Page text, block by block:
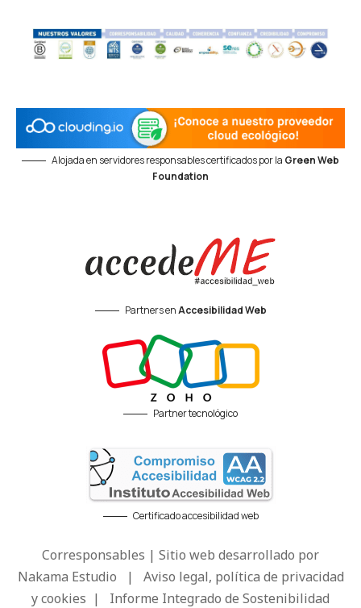
Alojada en servidores responsables certificados por la Green Web
Foundation
Partners enAccesibilidad Web
Partner tecnológico
Certificado accesibilidad web
Corresponsables | Sitio web desarrollado por
Nakama Estudio | Aviso legal, política de privacidad
y cookies | Informe Integrado de Sostenibilidad